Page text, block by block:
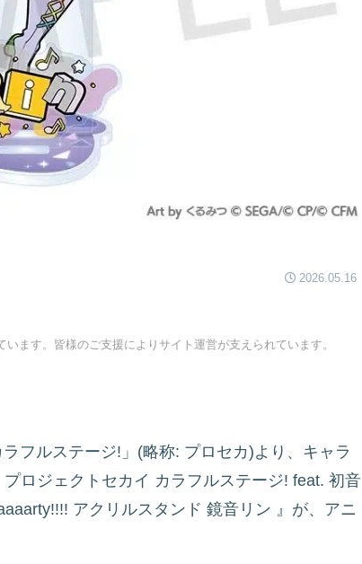
2026.05.16
ます。皆様のご支援によりサイト運営が支えられています。
フルステージ!」(略称: プロセカ)より、キャラ
ロジェクトセカイ カラフルステージ! feat. 初音
アクリルスタンド 鏡音リン 』が、アニ